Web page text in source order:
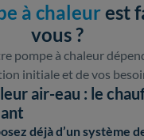
à chaleurest
vous ?
pompe à chaleur
initiale et de vos
air-eau : le
déjà d’un système